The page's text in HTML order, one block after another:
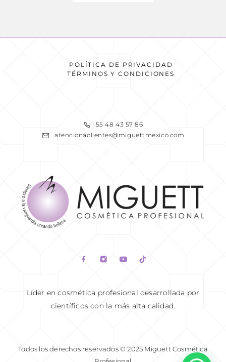
POLÍTICA DE PRIVACIDAD
TÉRMINOS Y CONDICIONES
55 48 43 57 86
atencionaclientes@miguettmexico.com
Líder en cosmética profesional desarrollada por
científicos con la más alta calidad.
Todos los derechos reservados © 2025 Miguett Cosmética